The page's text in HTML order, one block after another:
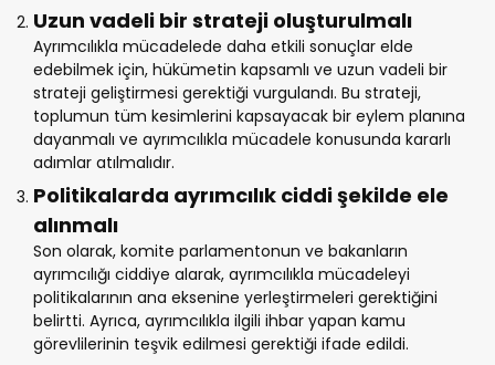
Uzun vadeli bir strateji oluşturulmalı
Ayrımcılıkla mücadelede daha etkili sonuçlar elde
edebilmek için, hükümetin kapsamlı ve uzun vadeli bir
strateji geliştirmesi gerektiği vurgulandı. Bu strateji,
toplumun tüm kesimlerini kapsayacak bir eylem planına
dayanmalı ve ayrımcılıkla mücadele konusunda kararlı
adımlar atılmalıdır.
Politikalarda ayrımcılık ciddi şekilde ele
alınmalı
Son olarak, komite parlamentonun ve bakanların
ayrımcılığı ciddiye alarak, ayrımcılıkla mücadeleyi
politikalarının ana eksenine yerleştirmeleri gerektiğini
belirtti. Ayrıca, ayrımcılıkla ilgili ihbar yapan kamu
görevlilerinin teşvik edilmesi gerektiği ifade edildi.